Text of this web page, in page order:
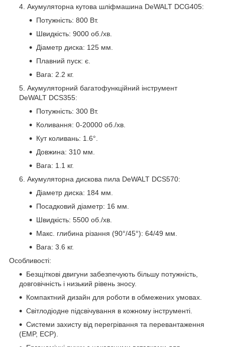
Акумуляторна кутова шліфмашина DeWALT DCG405:
Потужність: 800 Вт.
Швидкість: 9000 об./хв.
Діаметр диска: 125 мм.
Плавний пуск: є.
Вага: 2.2 кг.
Акумуляторний багатофункційний інструмент
DeWALT DCS355:
Потужність: 300 Вт.
Коливання: 0-20000 об./хв.
Кут коливань: 1.6°.
Довжина: 310 мм.
Вага: 1.1 кг.
Акумуляторна дискова пила DeWALT DCS570:
Діаметр диска: 184 мм.
Посадковий діаметр: 16 мм.
Швидкість: 5500 об./хв.
Макс. глибина різання (90°/45°): 64/49 мм.
Вага: 3.6 кг.
Особливості:
Безщіткові двигуни забезпечують більшу потужність,
довговічність і низький рівень зносу.
Компактний дизайн для роботи в обмежених умовах.
Світлодіодне підсвічування в кожному інструменті.
Системи захисту від перегрівання та перевантаження
(EMP, ECP).